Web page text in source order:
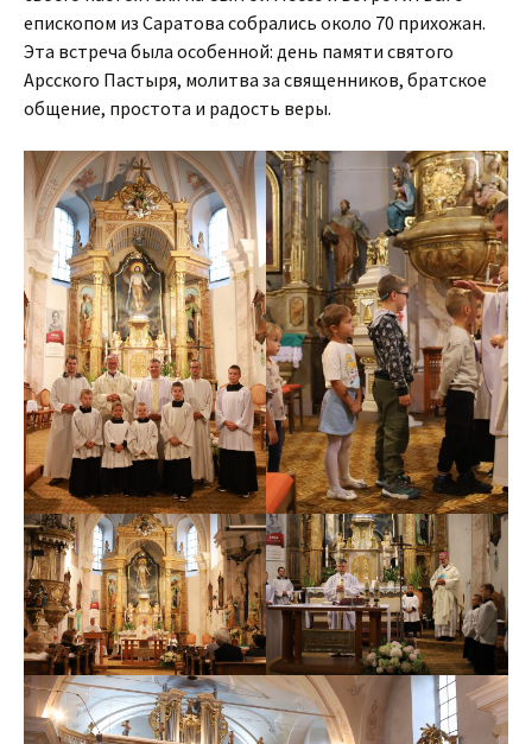
епископом из Саратова собрались около 70 прихожан.
Эта встреча была особенной: день памяти святого
Арсского Пастыря, молитва за священников, братское
общение, простота и радость веры.